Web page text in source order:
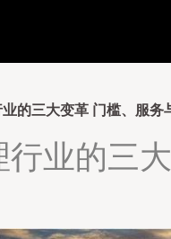
的三大变革 门槛、服务
业的三